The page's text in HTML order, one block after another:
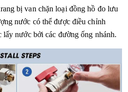
bị van chặn loại đồng hồ đo lưu
nước có thể được điều chỉnh
lấy nước bởi các đường ống nhánh.